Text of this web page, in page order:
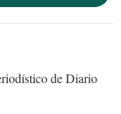
de Diario